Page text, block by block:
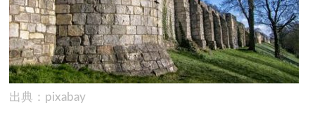
出典：pixabay